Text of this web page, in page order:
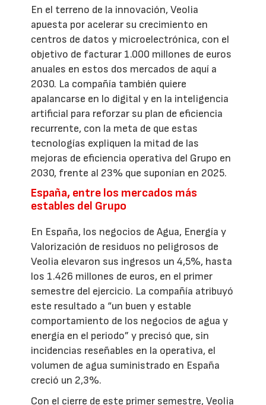
En el terreno de la innovación, Veolia
apuesta por acelerar su crecimiento en
centros de datos y microelectrónica, con el
objetivo de facturar 1.000 millones de euros
anuales en estos dos mercados de aquí a
2030. La compañía también quiere
apalancarse en lo digital y en la inteligencia
artificial para reforzar su plan de eficiencia
recurrente, con la meta de que estas
tecnologías expliquen la mitad de las
mejoras de eficiencia operativa del Grupo en
2030, frente al 23% que suponían en 2025.
España, entre los mercados más
estables del Grupo
En España, los negocios de Agua, Energía y
Valorización de residuos no peligrosos de
Veolia elevaron sus ingresos un 4,5%, hasta
los 1.426 millones de euros, en el primer
semestre del ejercicio. La compañía atribuyó
este resultado a “un buen y estable
comportamiento de los negocios de agua y
energía en el periodo” y precisó que, sin
incidencias reseñables en la operativa, el
volumen de agua suministrado en España
creció un 2,3%.
Con el cierre de este primer semestre, Veolia